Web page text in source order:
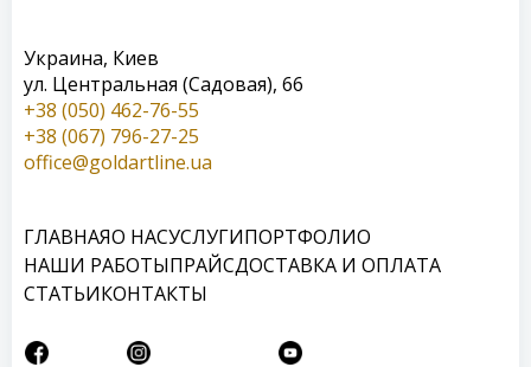
Украина, Киев
ул. Центральная (Садовая), 66
+38 (050) 462-76-55
+38 (067) 796-27-25
office@goldartline.ua
ГЛАВНАЯО НАСУСЛУГИПОРТФОЛИО
НАШИ РАБОТЫПРАЙСДОСТАВКА И ОПЛАТА
СТАТЬИКОНТАКТЫ